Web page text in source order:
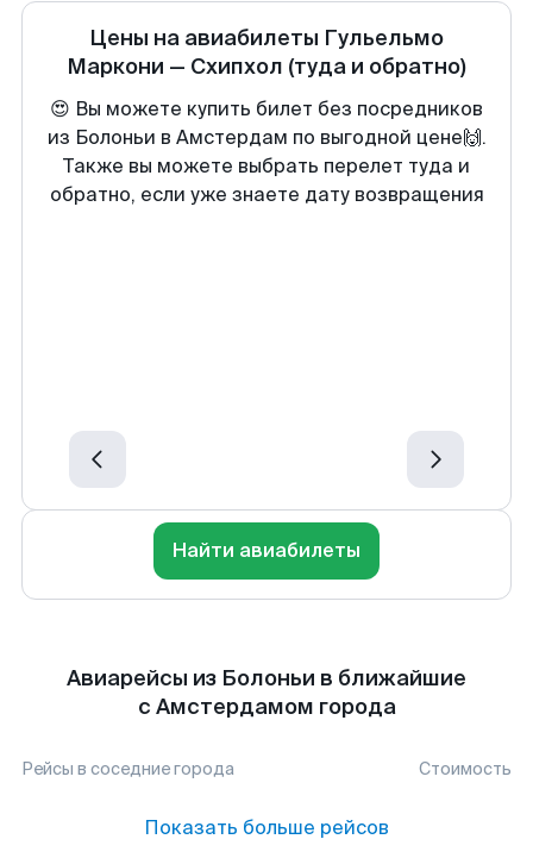
Цены на авиабилеты Гульельмо
Маркони — Схипхол (туда и обратно)
😍 Вы можете купить билет без посредников
из Болоньи в Амстердам по выгодной цене🙌.
Также вы можете выбрать перелет туда и
обратно, если уже знаете дату возвращения
Найти авиабилеты
Авиарейсы из Болоньи в ближайшие
с Амстердамом города
Рейсы в соседние города Стоимость
Показать больше рейсов